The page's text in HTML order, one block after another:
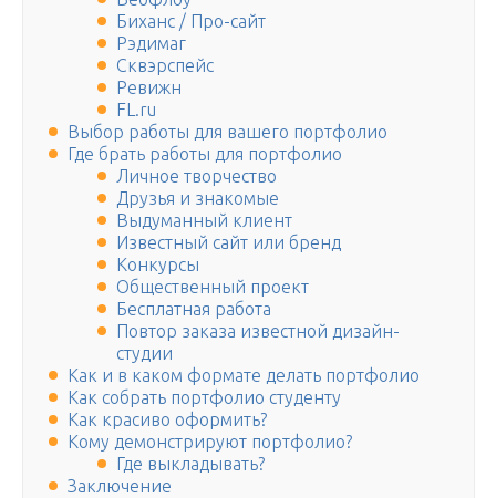
Биханс / Про-сайт
Рэдимаг
Сквэрспейс
Ревижн
FL.ru
Выбор работы для вашего портфолио
Где брать работы для портфолио
Личное творчество
Друзья и знакомые
Выдуманный клиент
Известный сайт или бренд
Конкурсы
Общественный проект
Бесплатная работа
Повтор заказа известной дизайн-
студии
Как и в каком формате делать портфолио
Как собрать портфолио студенту
Как красиво оформить?
Кому демонстрируют портфолио?
Где выкладывать?
Заключение